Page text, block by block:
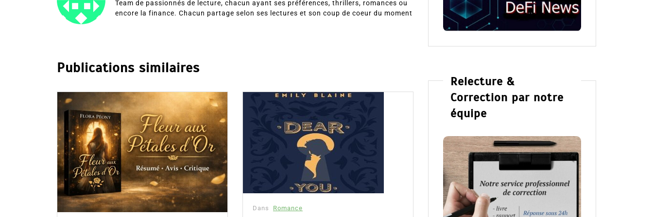
Team de passionnés de lecture, chacun ayant ses préférences, thrillers, romances ou
encore la finance. Chacun partage selon ses lectures et son coup de coeur du moment
Publications similaires
Dans Romance
Dans Romance
The Right Move de Liz
Relecture &
Correction par notre
équipe